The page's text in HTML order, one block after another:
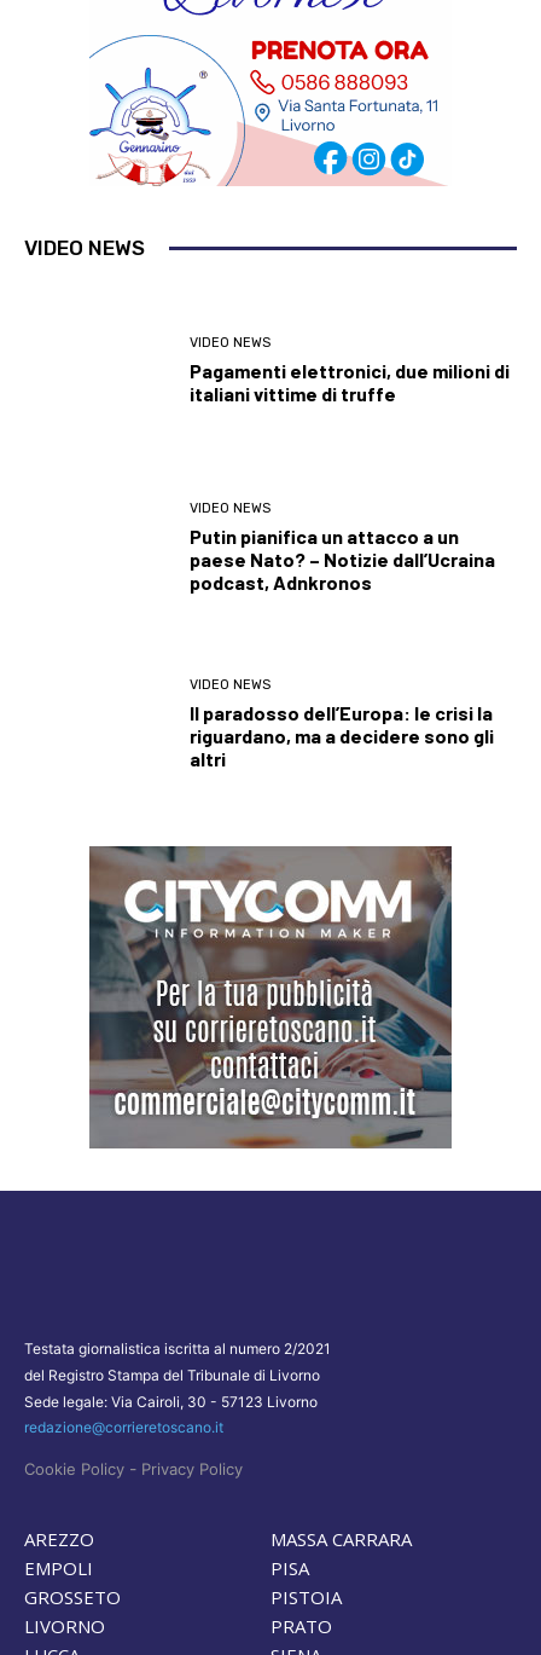
VIDEO NEWS
VIDEO NEWS
Pagamenti elettronici, due milioni di
italiani vittime di truffe
VIDEO NEWS
Putin pianifica un attacco a un
paese Nato? – Notizie dall’Ucraina
podcast, Adnkronos
VIDEO NEWS
Il paradosso dell’Europa: le crisi la
riguardano, ma a decidere sono gli
altri
Testata giornalistica iscritta al numero 2/2021
del Registro Stampa del Tribunale di Livorno
Sede legale: Via Cairoli, 30 - 57123 Livorno
redazione@corrieretoscano.it
Cookie Policy - Privacy Policy
AREZZO
EMPOLI
GROSSETO
LIVORNO
MASSA CARRARA
PISA
PISTOIA
PRATO